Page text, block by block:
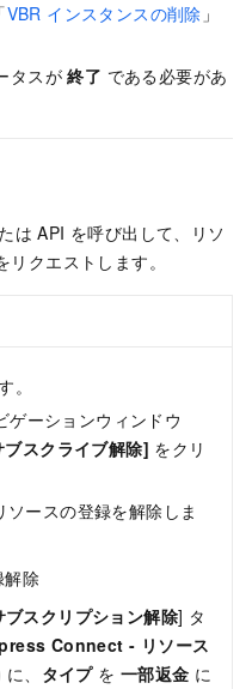
VBR インスタンスの削除 」
タスが終了 である必要があ
は API を呼び出して、リソ
クエストします。
。
ゲーションウィンドウ
ブスクライブ解除] をクリ
ースの登録を解除しま
除
スクリプション解除] タ
Connect - リソース
に、 タイプを一部返金 に